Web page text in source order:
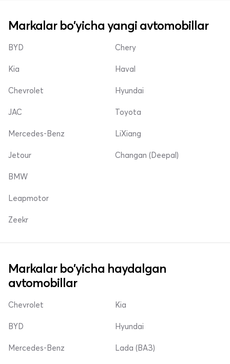
Markalar bo'yicha yangi avtomobillar
BYD
Kia
Chevrolet
Chery
Haval
Hyundai
JAC
Mercedes-Benz
Jetour
Toyota
LiXiang
Changan (Deepal)
BMW
Leapmotor
Zeekr
Markalar bo'yicha haydalgan
avtomobillar
Chevrolet
BYD
Mercedes-Benz
Kia
Hyundai
Lada (ВАЗ)